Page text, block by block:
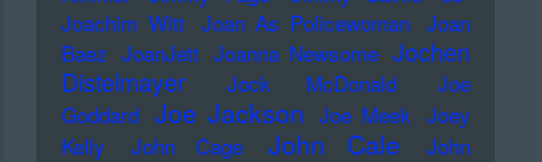
Joachim Witt Joan As Policewoman Joan
Baez JoanJett Joanna Newsome Jochen
Distelmayer
Jock McDonald
Joe
Goddard Joe Jackson Joe Meek Joey
Kelly
John Cage John Cale
John